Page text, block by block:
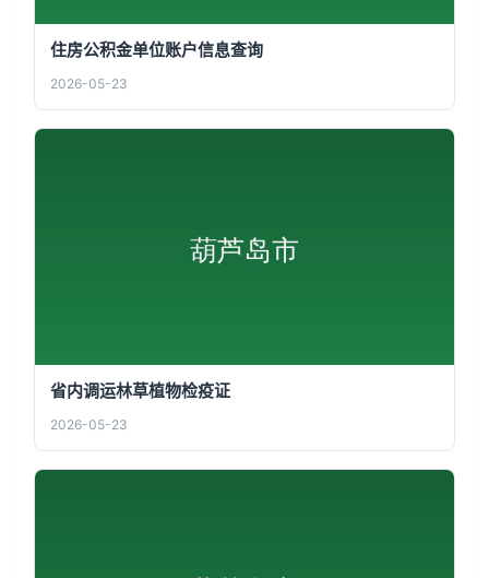
住房公积金单位账户信息查询
2026-05-23
省内调运林草植物检疫证
2026-05-23